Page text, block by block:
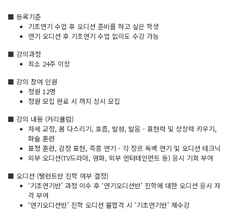
■ 등록기준
기초연기 수업 후 오디션 준비를 하고 싶은 학생
연기 오디션 후 기초연기 수업 없이도 수강 가능
■ 강의과정
최소 24주 이상
■ 강의 참여 인원
정원 12명
정원 모집 완료 시 까지 상시 모집
■ 강의 내용 (커리큘럼)
자세 교정, 몸 다스리기, 호흡, 발성, 발음 - 표현력 및 상상력 키우기,
화술 훈련
표졍 훈련, 감정 표현, 즉흥 연기 - 각 장르 독백 연기 및 오디션 테크닉
외부 오디션(TV드라마, 영화, 외부 엔터테인먼트 등) 응시 기회 부여
■ 오디션 (탤런트반 진학 여부 결정)
‘기초연기반’ 과정 이수 후 ‘연기오디션반’ 진학에 대한 오디션 응시 자
격 부여
‘연기오디션반’ 진학 오디션 불합격 시 ‘기초연기반’ 재수강